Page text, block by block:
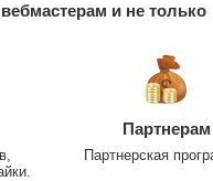
и не только
Партнерам
Партнерская